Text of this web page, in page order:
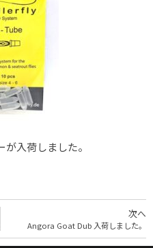
入荷しました。
次へ
Angora Goat Dub 入荷しました。